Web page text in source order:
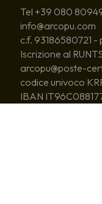
Tel +39 080
info@arcopu.com
c.f. 93186580721 -
Iscrizione al
arcopu@poste-
codice univoco
IBAN